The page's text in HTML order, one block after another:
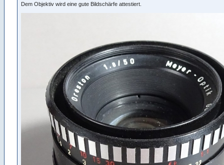
Dem Objektiv wird eine gute Bildschärfe attestiert.